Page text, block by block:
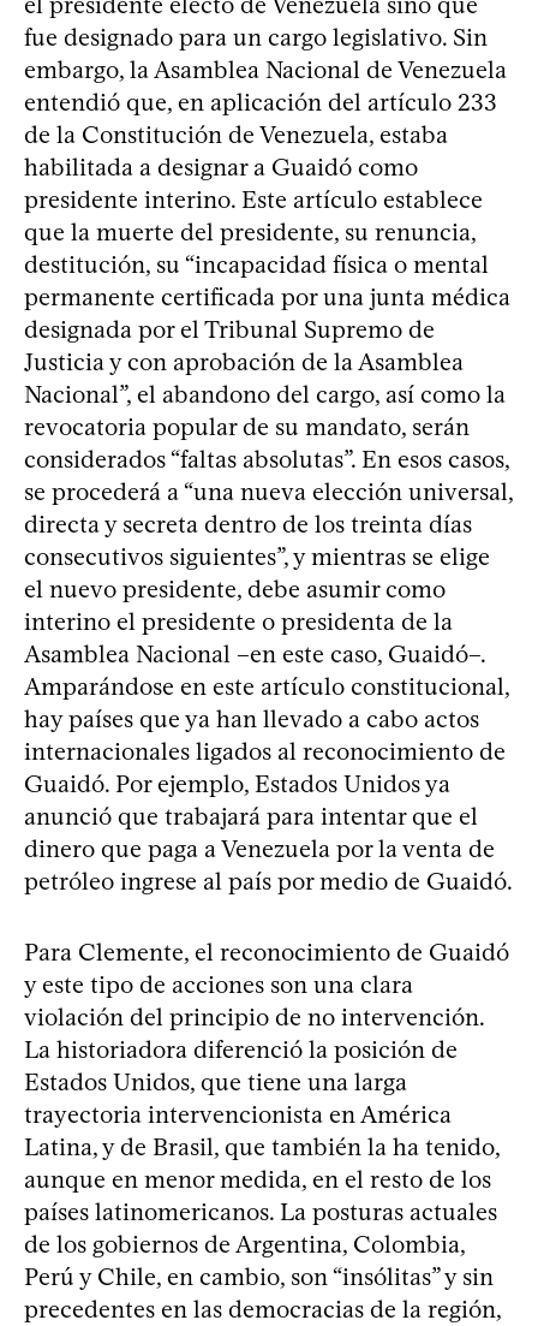
fue designado para un cargo legislativo. Sin
embargo, la Asamblea Nacional de Venezuela
entendió que, en aplicación del artículo 233
de la Constitución de Venezuela, estaba
habilitada a designar a Guaidó como
presidente interino. Este artículo establece
que la muerte del presidente, su renuncia,
destitución, su “incapacidad física o mental
permanente certificada por una junta médica
designada por el Tribunal Supremo de
Justicia y con aprobación de la Asamblea
Nacional”, el abandono del cargo, así como la
revocatoria popular de su mandato, serán
considerados “faltas absolutas”. En esos casos,
se procederá a “una nueva elección universal,
directa y secreta dentro de los treinta días
consecutivos siguientes”, y mientras se elige
el nuevo presidente, debe asumir como
interino el presidente o presidenta de la
Asamblea Nacional –en este caso, Guaidó–.
Amparándose en este artículo constitucional,
hay países que ya han llevado a cabo actos
internacionales ligados al reconocimiento de
Guaidó. Por ejemplo, Estados Unidos ya
anunció que trabajará para intentar que el
dinero que paga a Venezuela por la venta de
petróleo ingrese al país por medio de Guaidó.
Para Clemente, el reconocimiento de Guaidó
y este tipo de acciones son una clara
violación del principio de no intervención.
La historiadora diferenció la posición de
Estados Unidos, que tiene una larga
trayectoria intervencionista en América
Latina, y de Brasil, que también la ha tenido,
aunque en menor medida, en el resto de los
países latinomericanos. La posturas actuales
de los gobiernos de Argentina, Colombia,
Perú y Chile, en cambio, son “insólitas” y sin
precedentes en las democracias de la región,